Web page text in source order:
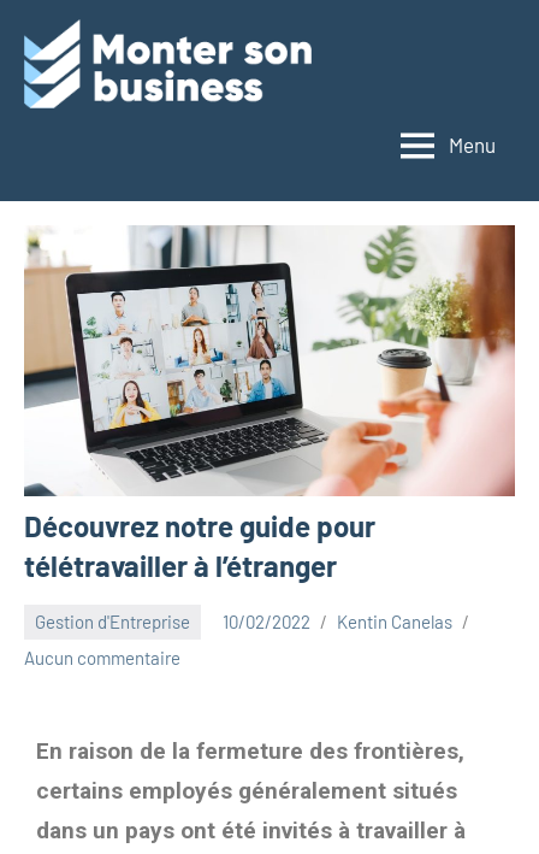
business
Menu
Découvrez notre guide pour
télétravailler à l’étranger
Gestion d'Entreprise 10/02/2022
Kentin Canelas
Aucun commentaire
En raison de la fermeture des frontières,
certains employés généralement situés
dans un pays ont été invités à travailler à